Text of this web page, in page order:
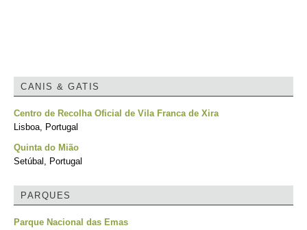
CANIS & GATIS
Centro de Recolha Oficial de Vila Franca de Xira
Lisboa, Portugal
Quinta do Mião
Setúbal, Portugal
PARQUES
Parque Nacional das Emas